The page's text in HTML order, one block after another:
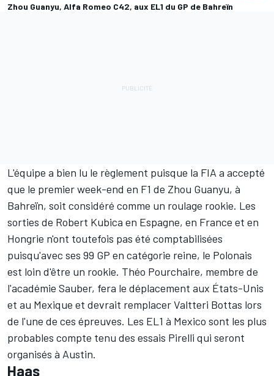
Zhou Guanyu, Alfa Romeo C42, aux EL1 du GP de Bahreïn
L'équipe a bien lu le règlement puisque la FIA a accepté
que le premier week-end en F1 de Zhou Guanyu, à
Bahreïn, soit considéré comme un roulage rookie. Les
sorties de Robert Kubica en Espagne, en France et en
Hongrie n'ont toutefois pas été comptabilisées
puisqu'avec ses 99 GP en catégorie reine, le Polonais
est loin d'être un rookie. Théo Pourchaire, membre de
l'académie Sauber, fera le déplacement aux États-Unis
et au Mexique et devrait remplacerValtteri Bottas lors
de l'une de ces épreuves. Les EL1 à Mexico sont les plus
probables compte tenu des essais Pirelli qui seront
organisés à Austin.
Haas